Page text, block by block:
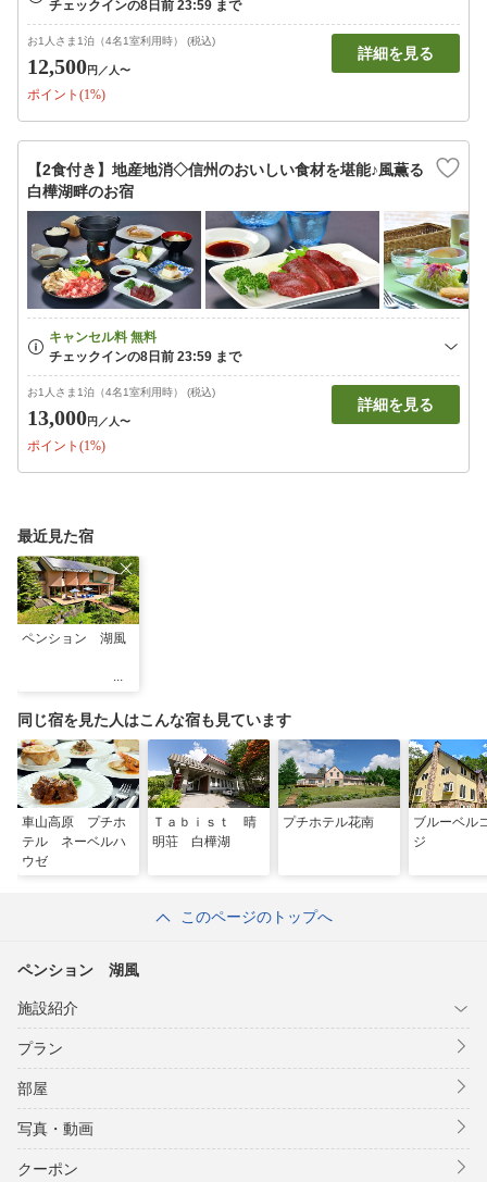
お1人さま1泊（4名1室利用時） (税込)
12,500円 ／人〜
ポイント(1%)
詳細を見る
【2食付き】地産地消◇信州のおいしい食材を堪能♪風薫る
白樺湖畔のお宿
お1人さま1泊（4名1室利用時） (税込)
13,000円 ／人〜
ポイント(1%)
詳細を見る
最近見た宿
ペンション 湖風
同じ宿を見た人はこんな宿も見ています
車山高原 プチホ
テル ネーベルハ
ウゼ
Ｔａｂｉｓｔ 晴
明荘 白樺湖
プチホテル花南
ブルーベル
ジ
このページのトップへ
ペンション 湖風
施設紹介
プラン
部屋
写真・動画
クーポン